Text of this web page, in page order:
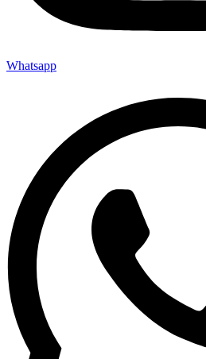
Whatsapp